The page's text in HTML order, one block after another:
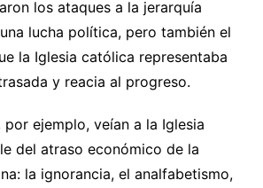
los ataques a la jerarquía
lucha política, pero también el
la Iglesia católica representaba
y reacia al progreso.
por ejemplo, veían a la Iglesia
del atraso económico de la
la ignorancia, el analfabetismo,